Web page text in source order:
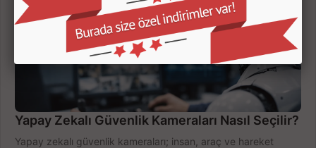
Yapay Zekalı Güvenlik Kameraları Nasıl Seçilir?
Yapay zekalı güvenlik kameraları; insan, araç ve hareket